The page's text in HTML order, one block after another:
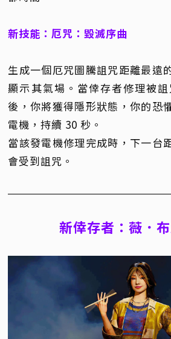
新技能：厄咒：毀滅序曲
生成一個厄咒圖騰詛咒距離最遠
顯示其氣場。當倖存者修理被
後，你將獲得隱形狀態，你的恐
電機，持續 30 秒。
當該發電機修理完成時，下一台
會受到詛咒。
新倖存者：薇．